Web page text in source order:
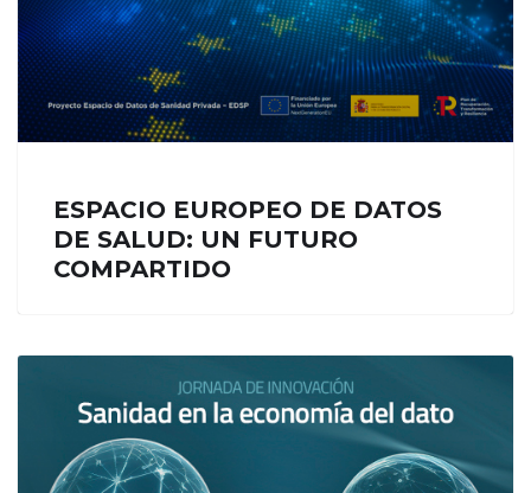
ESPACIO EUROPEO DE DATOS
DE SALUD: UN FUTURO
COMPARTIDO